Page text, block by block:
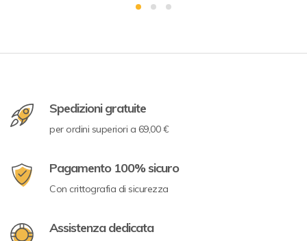
Spedizioni gratuite
per ordini superiori a 69,00 €
Pagamento 100% sicuro
Con crittografia di sicurezza
Assistenza dedicata